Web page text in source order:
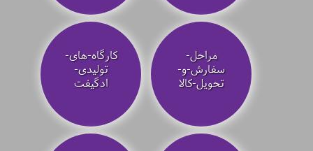
مراحل-
سفارش-و-
تحویل-کالا
کارگاه-های-
تولیدی-
ادگیفت